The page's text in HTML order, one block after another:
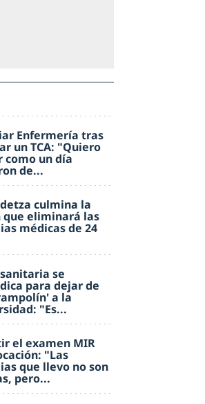
Enfermería tras
un TCA: "Quiero
como un día
de...
culmina la
que eliminará las
médicas de 24
sanitaria se
para dejar de
a la
"Es...
el examen MIR
"Las
que llevo no son
pero...